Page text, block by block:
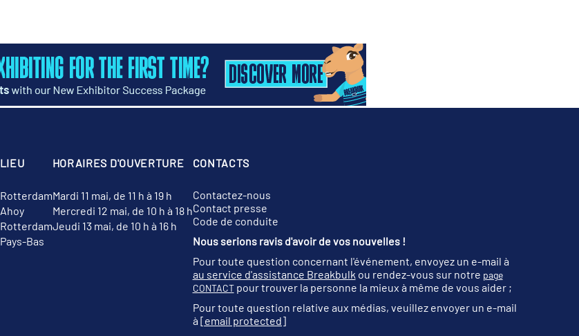
LIEU
Rotterdam
Ahoy
Rotterdam
Pays-Bas
HORAIRES D'OUVERTURE
Mardi 11 mai, de 11 h à 19 h
Mercredi 12 mai, de 10 h à 18 h
Jeudi 13 mai, de 10 h à 16 h
CONTACTS
Contactez-nous
Contact presse
Code de conduite
Nous serions ravis d'avoir de vos nouvelles !
Pour toute question concernant l'événement, envoyez un e-mail à
au service d'assistance Breakbulk ou rendez-vous sur notre page
CONTACTpour trouver la personne la mieux à même de vous aider ;
Pour toute question relative aux médias, veuillez envoyer un e-mail
à [email protected]